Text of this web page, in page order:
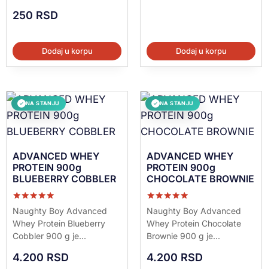
250 RSD
Dodaj u korpu Dodaj u korpu
✓ NA STANJU
ADVANCED WHEY
PROTEIN 900g
BLUEBERRY COBBLER
Ocenjeno sa
5.00
od 5
Naughty Boy Advanced
Whey Protein Blueberry
Cobbler 900 g je...
4.200 RSD
✓ NA STANJU
ADVANCED WHEY
PROTEIN 900g
CHOCOLATE BROWNIE
Ocenjeno sa
5.00
od 5
Naughty Boy Advanced
Whey Protein Chocolate
Brownie 900 g je...
4.200 RSD